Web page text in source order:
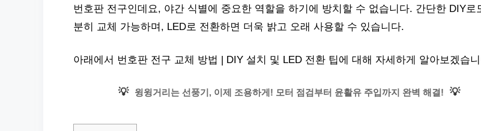
번호판 전구인데요, 야간 식별에 중요한 역할을 하기에 방치할 수 없습니다. 간단한 DIY로
분히 교체 가능하며, LED로 전환하면 더욱 밝고 오래 사용할 수 있습니다.
아래에서 번호판 전구 교체 방법 | DIY 설치 및 LED 전환 팁에 대해 자세하게 알아보겠습
💡 윙윙거리는 선풍기, 이제 조용하게! 모터 점검부터 윤활유 주입까지 완벽 해결! 💡